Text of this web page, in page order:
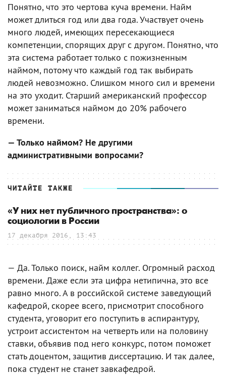
Понятно, что это чертова куча времени. Найм
может длиться год или два года. Участвует очень
много людей, имеющих пересекающиеся
компетенции, спорящих друг с другом. Понятно, что
эта система работает только с пожизненным
наймом, потому что каждый год так выбирать
людей невозможно. Слишком много сил и времени
на это уходит. Старший американский профессор
может заниматься наймом до 20% рабочего
времени.
— Только наймом? Не другими
административными вопросами?
ЧИТАЙТЕ ТАКЖЕ
«У них нет публичного пространства»: о
социологии в России
17 декабря 2016, 13:43
— Да. Только поиск, найм коллег. Огромный расход
времени. Даже если эта цифра нетипична, это все
равно много. А в российской системе заведующий
кафедрой, скорее всего, присмотрит способного
студента, уговорит его поступить в аспирантуру,
устроит ассистентом на четверть или на половину
ставки, объявив под него конкурс, потом поможет
стать доцентом, защитив диссертацию. И так далее,
пока студент не станет завкафедрой.